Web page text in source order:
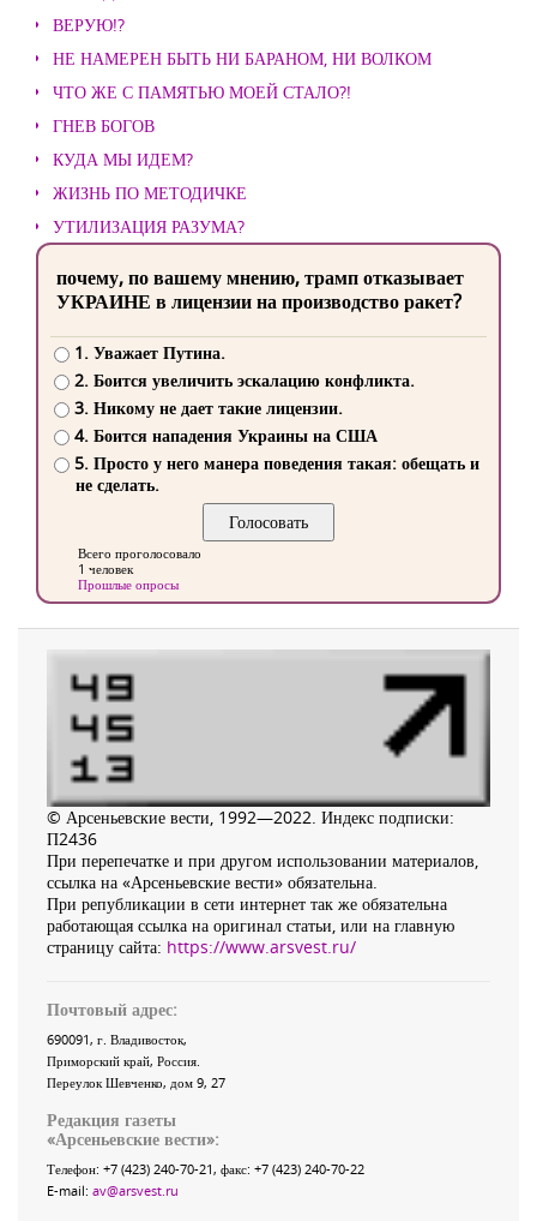
ВЕРУЮ!?
НЕ НАМЕРЕН БЫТЬ НИ БАРАНОМ, НИ ВОЛКОМ
ЧТО ЖЕ С ПАМЯТЬЮ МОЕЙ СТАЛО?!
ГНЕВ БОГОВ
КУДА МЫ ИДЕМ?
ЖИЗНЬ ПО МЕТОДИЧКЕ
УТИЛИЗАЦИЯ РАЗУМА?
почему, по вашему мнению, трамп отказывает
УКРАИНЕ в лицензии на производство ракет?
1. Уважает Путина.
2. Боится увеличить эскалацию конфликта.
3. Никому не дает такие лицензии.
4. Боится нападения Украины на США
5. Просто у него манера поведения такая: обещать и
не сделать.
Всего проголосовало
1 человек
Прошлые опросы
© Арсеньевские вести, 1992—2022. Индекс подписки:
П2436
При перепечатке и при другом использовании материалов,
ссылка на «Арсеньевские вести» обязательна.
При републикации в сети интернет так же обязательна
работающая ссылка на оригинал статьи, или на главную
страницу сайта: https://www.arsvest.ru/
Почтовый адрес:
690091, г. Владивосток,
Приморский край, Россия
Переулок Шевченко, дом 9, 27
Редакция газеты
«Арсеньевские вести»:
Телефон: +7 (423) 240-70-21, факс: +7 (423) 240-70-22
E-mail: av@arsvest.ru